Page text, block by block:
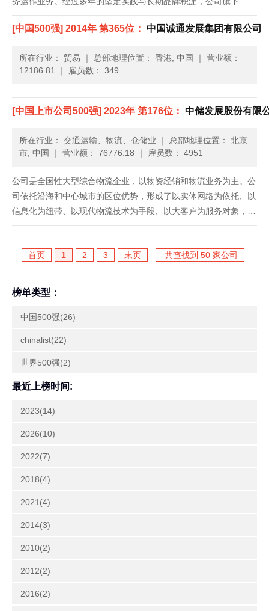
的“中海地产”已发展成为跨地域、具有国家一级房地产开发资质的
名副其实的全国性地产品牌，向社会提供了十万余套精品住宅，为
[中国500强] 2014年 第365位： 中国诚通发展集团有限公司
所在行业： 贸易 ｜ 总部地理位置： 香港, 中国 ｜ 营业额：
12186.81
｜ 雇员数： 349
[中国上市公司500强] 2023年 第176位： 中储发展股份有限
所在行业： 交通运输、物流、仓储业 ｜ 总部地理位置： 北京
市, 中国
｜ 营业额： 76776.18 ｜ 雇员数： 4951
公司是全国性大型综合物流企业，以物资经销和物流业务为主。公
司依托沿海和中心城市的区位优势，形成了以实体网络为依托、以
信息化为纽带、以现代物流技术为手段、以大客户为服务对象，具
有分销分拨、物流设计、多式联运、科技开发、电子商务、国际贸
司第一大股......
首页 1 2 3 末页 共查找到 50 家公司
榜单类型：
中国500强(26)
chinalist(22)
世界500强(2)
最近上榜时间:
2023(14)
2026(10)
2022(7)
2018(4)
2021(4)
2014(3)
2010(2)
2012(2)
2016(2)